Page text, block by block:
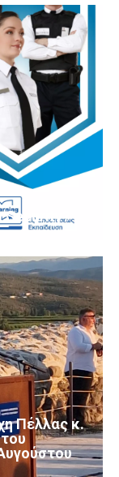
Security?
Πέλλας κ.